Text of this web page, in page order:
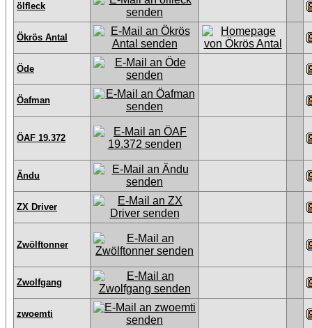
ölfleck
Ökrös Antal
Öde
Öafman
ÖAF 19.372
Ändu
ZX Driver
Zwölftonner
Zwolfgang
zwoemti